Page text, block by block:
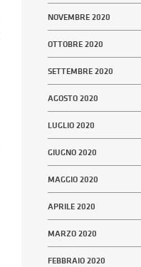
NOVEMBRE 2020
OTTOBRE 2020
SETTEMBRE 2020
AGOSTO 2020
LUGLIO 2020
GIUGNO 2020
MAGGIO 2020
APRILE 2020
MARZO 2020
FEBBRAIO 2020